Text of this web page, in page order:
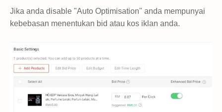
Jika anda disable "Auto Optimisation" anda mempunyai
kebebasan menentukan bid atau kos iklan anda.